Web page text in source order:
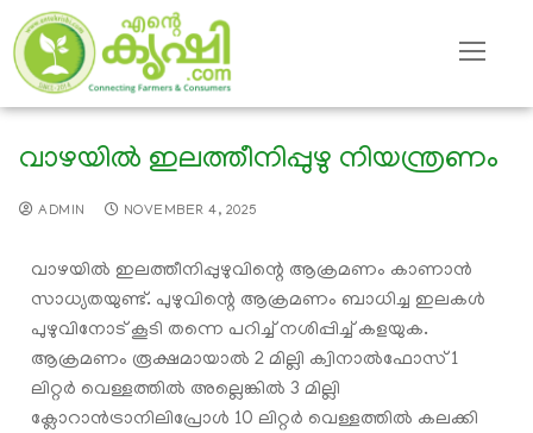
വാഴയിൽ ഇലത്തീനിപ്പുഴു നിയന്ത്രണം
ADMIN NOVEMBER 4, 2025
വാഴയിൽ ഇലത്തീനിപ്പുഴുവിന്റെ ആക്രമണം കാണാൻ
സാധ്യതയുണ്ട്. പുഴുവിന്റെ ആക്രമണം ബാധിച്ച ഇലകൾ
പുഴുവിനോട് കൂടി തന്നെ പറിച്ച് നശിപ്പിച്ച് കളയുക.
ആക്രമണം രൂക്ഷമായാൽ 2 മില്ലി ക്വിനാൽഫോസ് 1
ലിറ്റർ വെള്ളത്തിൽ അല്ലെങ്കിൽ 3 മില്ലി
ക്ലോറാൻട്രാനിലിപ്രോൾ 10 ലിറ്റർ വെള്ളത്തിൽ കലക്കി